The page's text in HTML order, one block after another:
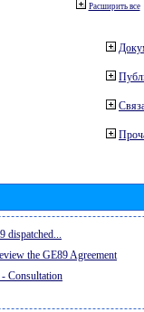
Расширить все
the GE89 Agreement
Consultation